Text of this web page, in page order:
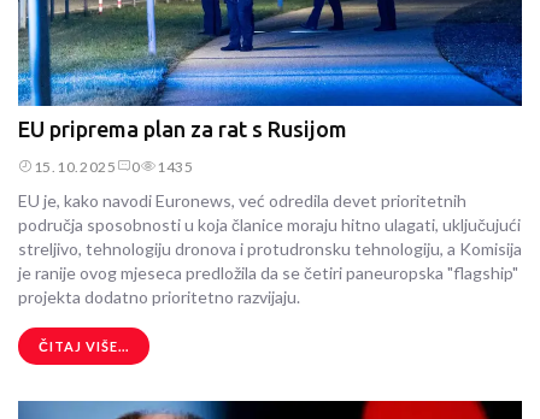
EU priprema plan za rat s Rusijom
15.10.2025 0 1435
EU je, kako navodi Euronews, već odredila devet prioritetnih
područja sposobnosti u koja članice moraju hitno ulagati, uključujući
streljivo, tehnologiju dronova i protudronsku tehnologiju, a Komisija
je ranije ovog mjeseca predložila da se četiri paneuropska "flagship"
projekta dodatno prioritetno razvijaju.
ČITAJ VIŠE...